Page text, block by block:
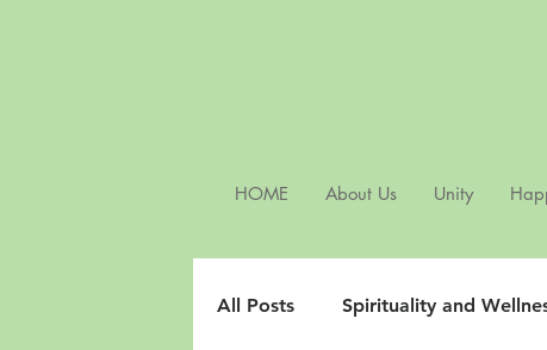
HOME About Us Unity
All Posts Spirituality and